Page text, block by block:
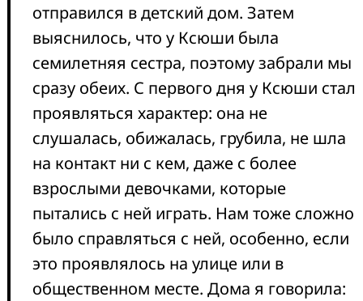
отправился в детский дом. Затем
выяснилось, что у Ксюши была
семилетняя сестра, поэтому забрали мы
сразу обеих. С первого дня у Ксюши стал
проявляться характер: она не
слушалась, обижалась, грубила, не шла
на контакт ни с кем, даже с более
взрослыми девочками, которые
пытались с ней играть. Нам тоже сложно
было справляться с ней, особенно, если
это проявлялось на улице или в
общественном месте. Дома я говорила: